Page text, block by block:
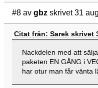
#8 av gbz skrivet 31
Citat från: Sarek skrivet
Nackdelen med att
paketen EN GÅNG i
har otur man får vänta